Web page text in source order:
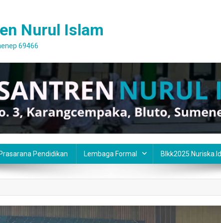
Nurul Islam
69466
Pendidikan Lembaga Formal Blkk2025.nuriska.id